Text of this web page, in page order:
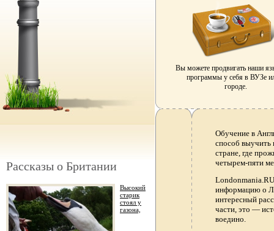
Рассказы о Британии
Высокий
старик
стоял у
газона,
Вы можете продвигать наши
программы у себя в ВУЗе
городе.
Обучение в
способ выучить
стране, где
четырем-пяти
информацию о
интересный
части, это —
воедино.